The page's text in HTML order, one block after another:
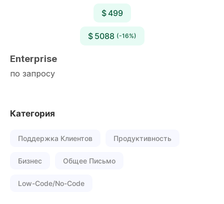
$ 499
$ 5088 (-16%)
Enterprise
по запросу
Категория
Поддержка Клиентов Продуктивность
Бизнес Общее Письмо
Low-Code/No-Code